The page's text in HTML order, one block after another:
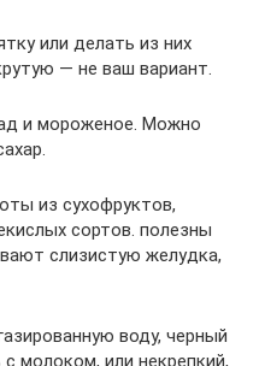
или делать из них
— не ваш вариант.
и мороженое. Можно
из сухофруктов,
сортов. полезны
слизистую желудка,
воду, черный
молоком, или некрепкий,